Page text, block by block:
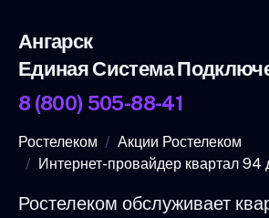
Ангарск
Единая Система
8 (800) 505-88-41
Ростелеком
Акции Ростелеком
Интернет-провайдер квартал 94
Ростелеком обслуживает